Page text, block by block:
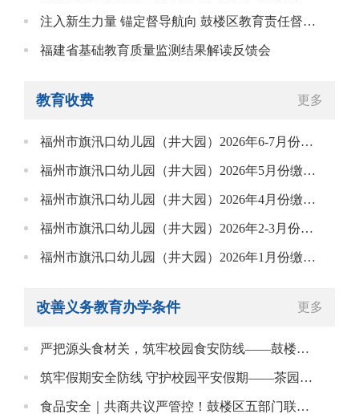
注入新生力量 锚定督导航向 鼓楼区教育责任督学工作会议暨新督学聘任仪式顺利召开
福建省基础教育质量监测结果解读反馈会
教育收费 更多
福州市旗汛口幼儿园（井大园）2026年6-7月份缴费通知
福州市旗汛口幼儿园（井大园）2026年5月份缴费通知
福州市旗汛口幼儿园（井大园）2026年4月份缴费通知
福州市旗汛口幼儿园（井大园）2026年2-3月份缴费通知
福州市旗汛口幼儿园（井大园）2026年1月份缴费通知
改善义务教育办学条件 更多
严把源头食材关，筑牢校园食安防线——鼓楼区教育局开展食堂大宗食材入围企业专项调研
筑牢假期安全防线 守护校园平安假期——茶园山教育集团展期末放假前安全大检查
食品安全｜共商共议严管控！鼓楼区五部门联合召开校园食材采购专题会商会！